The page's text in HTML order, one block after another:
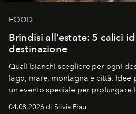
FOOD
Brindisi all'estate: 5 calici
destinazione
Quali bianchi scegliere per ogni
lago, mare, montagna e città. Idee
un evento speciale per prolungare
04.08.2026 di Silvia Frau